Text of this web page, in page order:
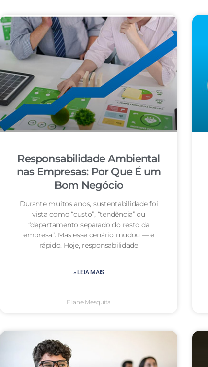
Responsabilidade Ambiental
nas Empresas: Por Que É um
Bom Negócio
Durante muitos anos, sustentabilidade foi
vista como “custo”, “tendência” ou
“departamento separado do resto da
empresa”. Mas esse cenário mudou — e
rápido. Hoje, responsabilidade
» LEIA MAIS
Eliane Mesquita